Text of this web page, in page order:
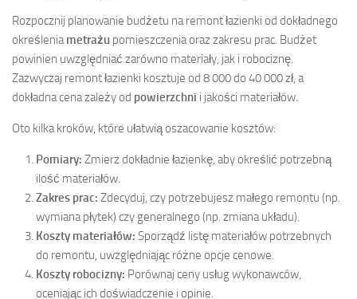
Rozpocznij planowanie budżetu na remont łazienki od dokładnego
określenia metrażu pomieszczenia oraz zakresu prac. Budżet
powinien uwzględniać zarówno materiały, jak i robociznę.
Zazwyczaj remont łazienki kosztuje od 8 000 do 40 000 zł, a
dokładna cena zależy od powierzchni i jakości materiałów.
Oto kilka kroków, które ułatwią oszacowanie kosztów:
Pomiary: Zmierz dokładnie łazienkę, aby określić potrzebną
ilość materiałów.
Zakres prac: Zdecyduj, czy potrzebujesz małego remontu (np.
wymiana płytek) czy generalnego (np. zmiana układu).
Koszty materiałów: Sporządź listę materiałów potrzebnych
do remontu, uwzględniając różne opcje cenowe.
Koszty robocizny: Porównaj ceny usług wykonawców,
oceniając ich doświadczenie i opinie.